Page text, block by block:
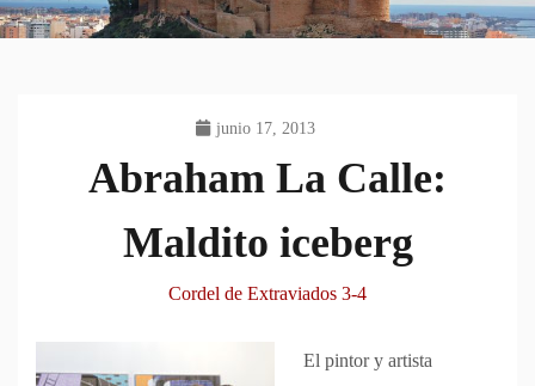
junio 17, 2013
Abraham La Calle:
Maldito iceberg
Cordel de Extraviados 3-4
El pintor y artista